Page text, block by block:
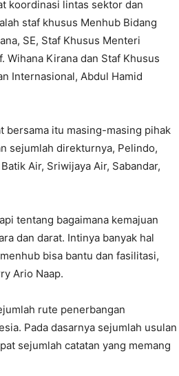
koordinasi lintas sektor dan
staf khusus Menhub Bidang
SE, Staf Khusus Menteri
Wihana Kirana dan Staf Khusus
Internasional, Abdul Hamid
bersama itu masing-masing pihak
sejumlah direkturnya, Pelindo,
Air, Sriwijaya Air, Sabandar,
tentang bagaimana kemajuan
dan darat. Intinya banyak hal
bisa bantu dan fasilitasi,
Ario Naap.
rute penerbangan
Pada dasarnya sejumlah usulan
sejumlah catatan yang memang